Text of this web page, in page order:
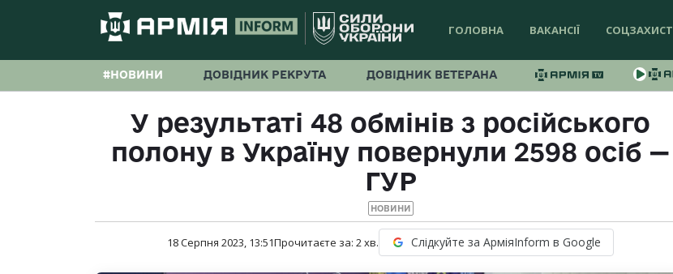
ГОЛОВНА ВАКАНСІЇ СОЦЗАХИСТ
#НОВИНИ ДОВІДНИК РЕКРУТА ДОВІДНИК ВЕТЕРАНА
У результаті 48 обмінів з російського
полону в Україну повернули 2598 осіб —
ГУР
НОВИНИ
18 Серпня 2023, 13:51Прочитаєте за: 2хв. Слідкуйте за АрміяInform в Google